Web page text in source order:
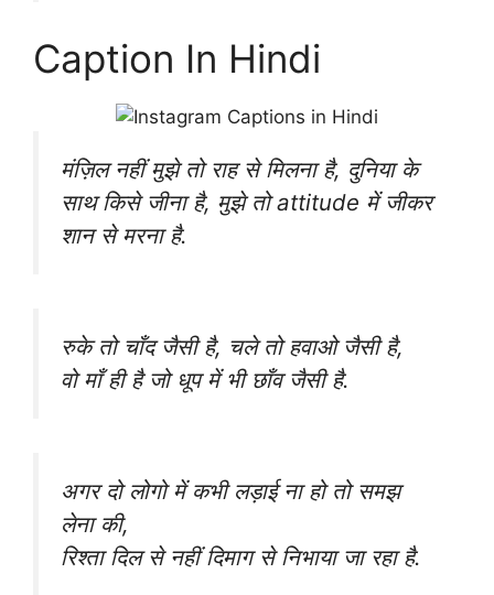
Caption In Hindi
मंज़िल नहीं मुझे तो राह से मिलना है, दुनिया के
साथ किसे जीना है, मुझे तो attitude में जीकर
शान से मरना है.
रुके तो चाँद जैसी है, चले तो हवाओ जैसी है,
वो ‎माँ‬ ही है जो धूप में भी छाँव जैसी है.
अगर दो लोगो में कभी लड़ाई ना हो तो समझ
लेना की,
रिश्ता दिल से नहीं दिमाग से निभाया जा रहा है.